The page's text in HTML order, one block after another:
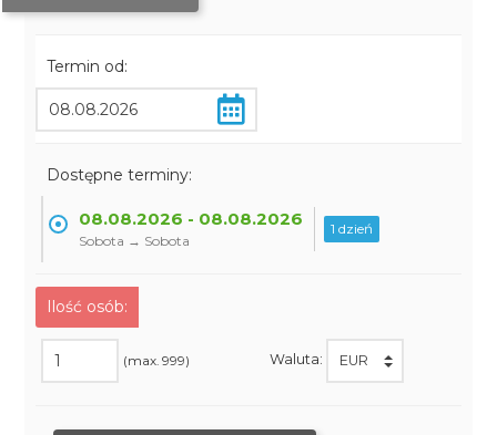
Termin od:
Dostępne terminy:
08.08.2026 - 08.08.2026
Sobota → Sobota
1 dzień
Ilość osób:
(max. 999) Waluta: